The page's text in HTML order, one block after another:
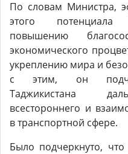
По словам Министра,
этого потенциала
повышению
экономического
укреплению мира и
с этим, он
Таджикистана
всестороннего и
в транспортной сфере.
Было подчеркнуто, что